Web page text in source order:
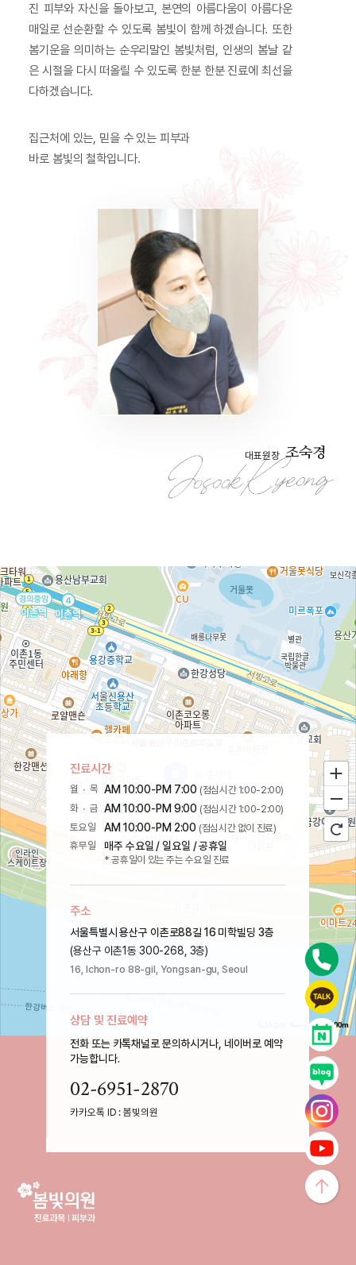
진 피부와 자신을 돌아보고, 본연의 아름다움이 아름다운
매일로 선순환할 수 있도록 봄빛이 함께 하겠습니다. 또한
봄기운을 의미하는 순우리말인 봄빛처럼, 인생의 봄날 같
은 시절을 다시 떠올릴 수 있도록 한분 한분 진료에 최선을
다하겠습니다.
집근처에 있는, 믿을 수 있는 피부과
바로 봄빛의 철학입니다.
대표원장 조숙경
진료시간
월 ∙ 목 AM 10:00-PM 7:00 (점심시간 1:00-2:00)
화 ∙ 금 AM 10:00-PM 9:00 (점심시간 1:00-2:00)
토요일
AM 10:00-PM 2:00 (점심시간 없이 진료)
휴무일
매주 수요일 / 일요일 / 공휴일
* 공휴일이 있는 주는 수요일 진료
주소
서울특별시 용산구 이촌로88길 16 미학빌딩 3층
(용산구 이촌1동 300-268, 3층)
16, Ichon-ro 88-gil, Yongsan-gu, Seoul
상담 및 진료예약
전화 또는 카톡채널로 문의하시거나, 네이버로 예약
가능합니다.
02-6951-2870
카카오톡 ID :봄빛의원
100m